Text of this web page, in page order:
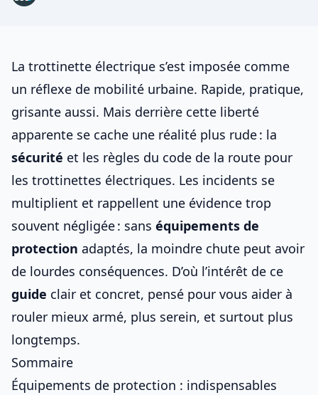
La trottinette électrique s’est imposée comme
un réflexe de mobilité urbaine. Rapide, pratique,
grisante aussi. Mais derrière cette liberté
apparente se cache une réalité plus rude : la
sécurité et les règles du code de la route pour
les trottinettes électriques. Les incidents se
multiplient et rappellent une évidence trop
souvent négligée : sans équipements de
protection adaptés, la moindre chute peut avoir
de lourdes conséquences. D’où l’intérêt de ce
guide clair et concret, pensé pour vous aider à
rouler mieux armé, plus serein, et surtout plus
longtemps.
Sommaire
Équipements de protection : indispensables